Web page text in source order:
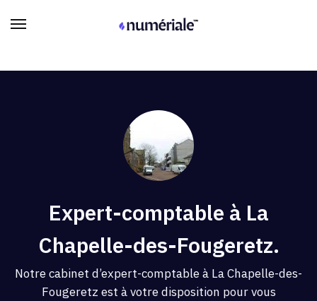
Expert-comptable à La
Chapelle-des-Fougeretz.
Notre cabinet d’expert-comptable à La Chapelle-des-
Fougeretz est à votre disposition pour vous